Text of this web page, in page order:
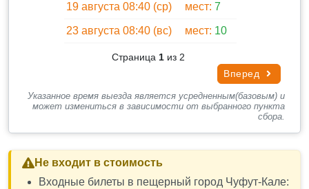
19 августа 08:40 (ср) мест: 7
23 августа 08:40 (вс) мест: 10
Страница 1 из 2
Вперед
Указанное время выезда является усредненным(базовым) и
может измениться в зависимости от выбранного пункта
сбора.
Не входит в стоимость
Входные билеты в пещерный город Чуфут-Кале: